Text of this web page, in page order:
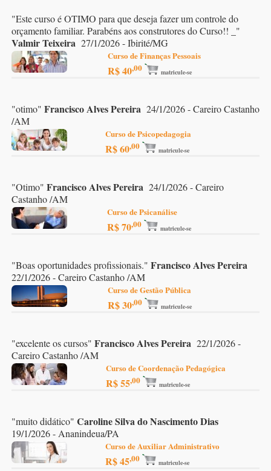
"Este curso é OTIMO para que deseja fazer um controle do
orçamento familiar. Parabéns aos construtores do Curso!! _ "
Valmir Teixeira 27/1/2026 - Ibirité/MG
Curso de Finanças Pessoais
R$ 40,00 matricule-se
"otimo" Francisco Alves Pereira 24/1/2026 - Careiro Castanho
/AM
Curso de Psicopedagogia
R$ 60,00 matricule-se
"Otimo" Francisco Alves Pereira 24/1/2026 - Careiro
Castanho /AM
Curso de Psicanálise
R$ 70,00 matricule-se
"Boas oportunidades profissionais." Francisco Alves Pereira
22/1/2026 - Careiro Castanho /AM
Curso de Gestão Pública
R$ 30,00 matricule-se
"excelente os cursos" Francisco Alves Pereira 22/1/2026 -
Careiro Castanho /AM
Curso de Coordenação Pedagógica
R$ 55,00 matricule-se
"muito didático" Caroline Silva do Nascimento Dias
19/1/2026 - Ananindeua/PA
Curso de Auxiliar Administrativo
R$ 45,00 matricule-se